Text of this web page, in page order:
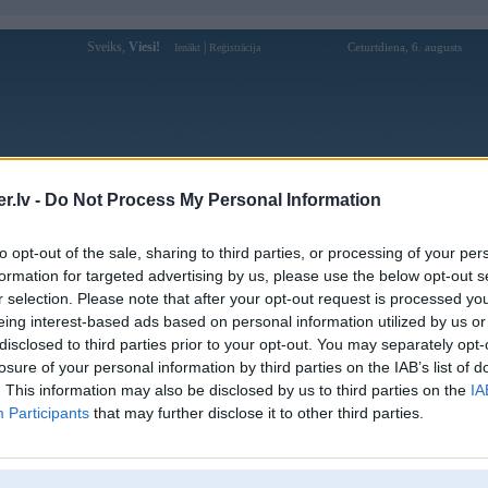
- Do Not Process My Personal Information
opt-out of the sale, sharing to third parties, or processing of your
for targeted advertising by us, please use the below opt-out
selection. Please note that after your opt-out request is processed
interest-based ads based on personal information utilized by us
to third parties prior to your opt-out. You may separately
of your personal information by third parties on the IAB’s list of
This information may also be disclosed by us to third parties on the
Participants that may further disclose it to other third parties.
Sveiks, Viesi! Ienākt Reģistrācija Ceturtdiena, 6. augusts
Forums Galerijas Reģistrācija Lietotāji
Lietotāja taksists profils
Pēdējo reizi manīts: 25. Feb 2014, 22:02
Lietotājvārds:
taksists
Pilsēta:
Kuldīga
Braucu ar:
dērtī dīl mobīl & bubaru impreza
Ziņojumi forumā:
1869
[Lietotāja taksists galerijas]